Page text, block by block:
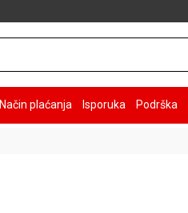
Način plaćanja Isporuka Podrška